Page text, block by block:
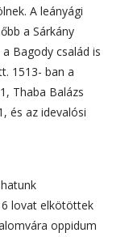
A leányági
a Sárkány
Bagody család is
1513- ban a
Thaba Balázs
és az idevalósi
lovat elkötöttek
oppidum